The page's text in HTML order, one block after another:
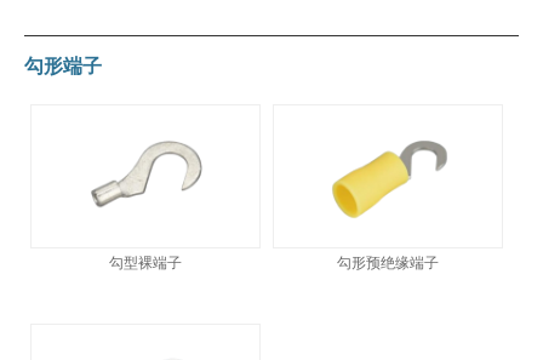
勾形端子
勾型裸端子 勾形预绝缘端子